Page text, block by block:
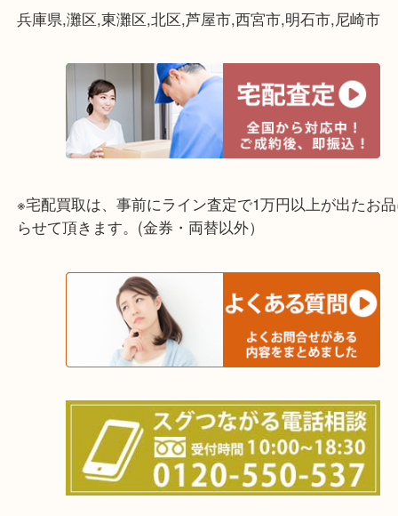
☆出張買取エリア☆
兵庫県,灘区,東灘区,北区,芦屋市,西宮市,明石市,尼崎
※宅配買取は、事前にライン査定で1万円以上が出